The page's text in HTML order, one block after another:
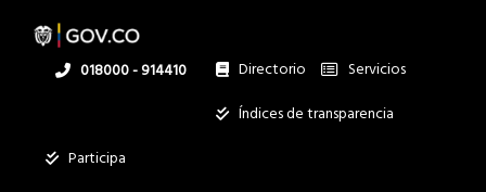
contenido
Linea
018000 - 914410 Directorio
Institucional
Servicios
Índices de transparencia
Participa
registros